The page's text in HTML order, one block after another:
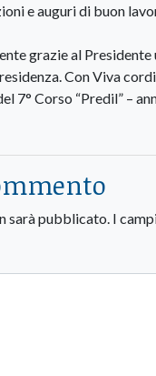
e auguri di buon
grazie al
Con Viva
7° Corso “Predil” –
sarà pubblicato. I